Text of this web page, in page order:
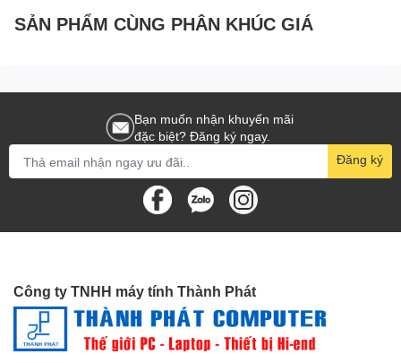
Được hỗ trợ màn hình xoay gập 360 độ giúp người dùng có thể
thao tác mượt mà dễ dàng điều khiển và thực hiện việc chia sẻ
thông tin dễ dàng. Tính năng cảm ứng của HP được trang bị trên
120U mới nhất đến từ nhà Intel mang đến hiệu suất tối ưu nhất,
khả năng đồ họa cao và tiết kiệm pin. Được trang bị 10 nhân, 12
luồng mức xung nhịp tối đa 5.0 GHz nhờ công nghệ Turbo Boost
và bộ nhớ đệm 12MB Cache.
SẢN PHẨM CÙNG PHÂN KHÚC GIÁ
Bạn muốn nhận khuyến mãi
đặc biệt? Đăng ký ngay.
Đăng ký
Công ty TNHH máy tính Thành Phát